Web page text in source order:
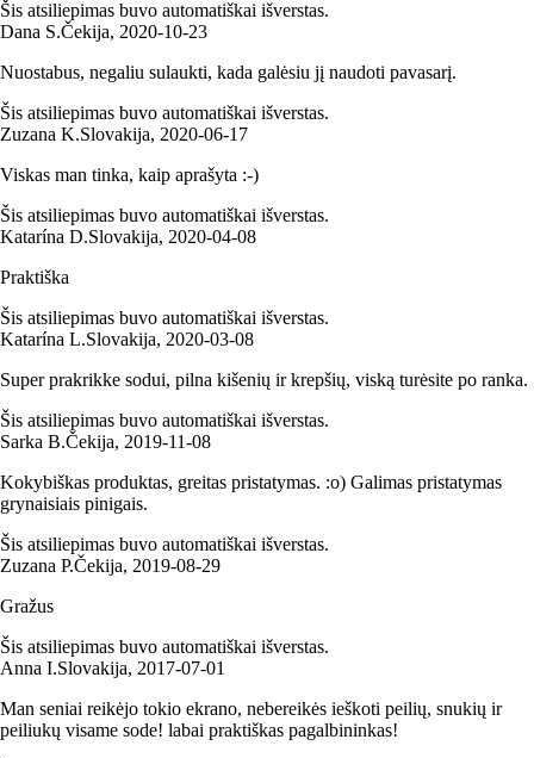
Šis atsiliepimas buvo automatiškai išverstas.
Dana S.Čekija, 2020‑10‑23
Nuostabus, negaliu sulaukti, kada galėsiu jį naudoti pavasarį.
Šis atsiliepimas buvo automatiškai išverstas.
Zuzana K.Slovakija, 2020‑06‑17
Viskas man tinka, kaip aprašyta :-)
Šis atsiliepimas buvo automatiškai išverstas.
Katarína D.Slovakija, 2020‑04‑08
Praktiška
Šis atsiliepimas buvo automatiškai išverstas.
Katarína L.Slovakija, 2020‑03‑08
Super prakrikke sodui, pilna kišenių ir krepšių, viską turėsite po ranka.
Šis atsiliepimas buvo automatiškai išverstas.
Sarka B.Čekija, 2019‑11‑08
Kokybiškas produktas, greitas pristatymas. :o) Galimas pristatymas
grynaisiais pinigais.
Šis atsiliepimas buvo automatiškai išverstas.
Zuzana P.Čekija, 2019‑08‑29
Gražus
Šis atsiliepimas buvo automatiškai išverstas.
Anna I.Slovakija, 2017‑07‑01
Man seniai reikėjo tokio ekrano, nebereikės ieškoti peilių, snukių ir
peiliukų visame sode! labai praktiškas pagalbininkas!